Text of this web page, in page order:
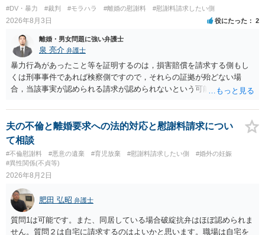
しかなくなるようにも思います。そうしますと，お近くの弁護士に相
談して進めることを検討した方がよいようにも思います。
#DV・暴力 #裁判 #モラハラ #離婚の慰謝料 #慰謝料請求したい側
2026年8月3日 役にたった 2
離婚・男女問題に強い弁護士
泉 亮介 弁護士
暴力行為があったこと等を証明するのは，損害賠償を請求する側もし
くは刑事事件であれば検察側ですので，それらの証拠が殆どない場
合，当該事実が認められる請求が認められないという可能性はあるで
夫の不倫と離婚要求への法的対応と慰謝料請求につい
て相談
#不倫慰謝料 #悪意の遺棄 #育児放棄 #慰謝料請求したい側
#婚外の妊娠
#異性関係(不貞等)
2026年8月2日
肥田 弘昭 弁護士
質問1は可能です。また、同居している場合破綻抗弁はほぼ認められま
せん。質問２は自宅に請求するのはよいかと思います。職場は自宅を